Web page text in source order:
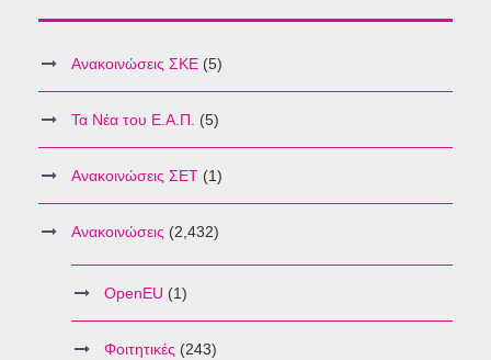
Ανακοινώσεις ΣΚΕ (5)
Τα Νέα του Ε.Α.Π. (5)
Ανακοινώσεις ΣΕΤ (1)
Ανακοινώσεις (2,432)
OpenEU (1)
Φοιτητικές (243)